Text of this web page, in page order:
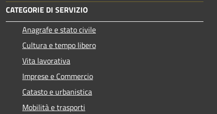
CATEGORIE DI SERVIZIO
Anagrafe e stato civile
Cultura e tempo libero
Vita lavorativa
Imprese e Commercio
Catasto e urbanistica
Mobilità e trasporti